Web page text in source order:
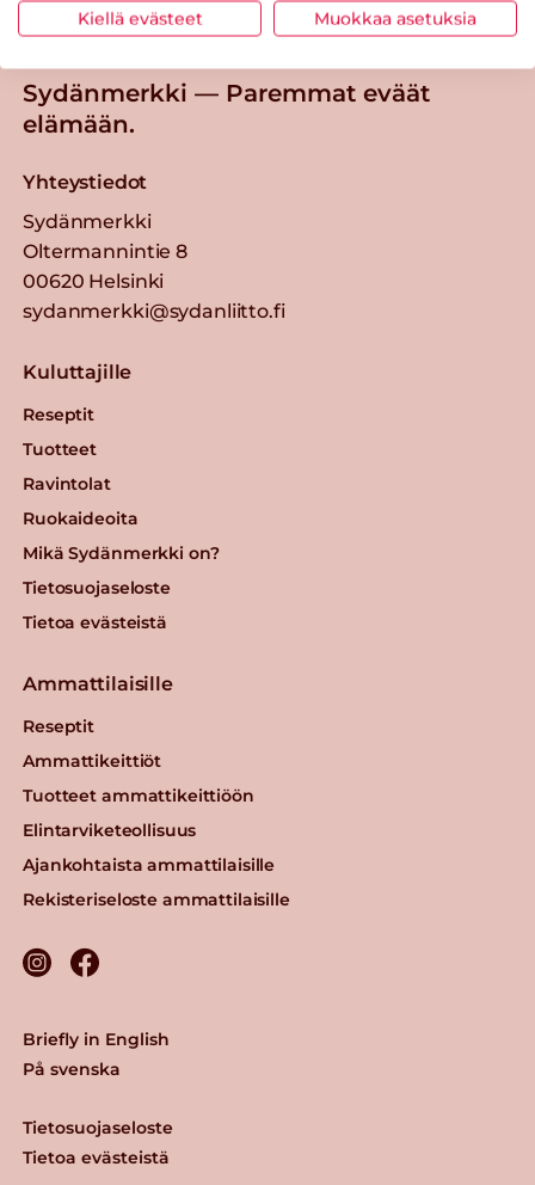
Takaisin ylös
Sydänmerkki — Paremmat eväät
elämään.
Yhteystiedot
Sydänmerkki
Oltermannintie 8
00620 Helsinki
sydanmerkki@sydanliitto.fi
Kuluttajille
Reseptit
Tuotteet
Ravintolat
Ruokaideoita
Mikä Sydänmerkki on?
Tietosuojaseloste
Tietoa evästeistä
Ammattilaisille
Reseptit
Ammattikeittiöt
Tuotteet ammattikeittiöön
Elintarviketeollisuus
Ajankohtaista ammattilaisille
Rekisteriseloste ammattilaisille
Tietosuojaseloste
Tietoa evästeistä
Briefly in English
På svenska
Kiellä evästeet Muokkaa asetuksia